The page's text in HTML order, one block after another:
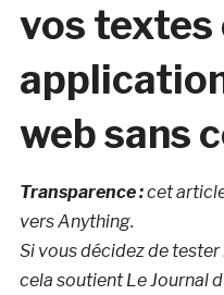
vos textes
web sans
Transparence :cet
vers Anything.
Si vous décidez de
cela soutient Le Journal